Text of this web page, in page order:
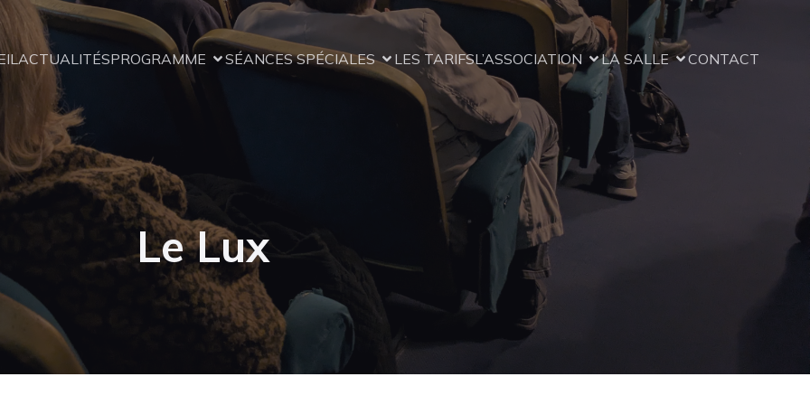
ACTUALITÉSPROGRAMME SÉANCES SPÉCIALES LES TARIFSL’ASSOCIATION LA SALLE CONTACT
Le Lux